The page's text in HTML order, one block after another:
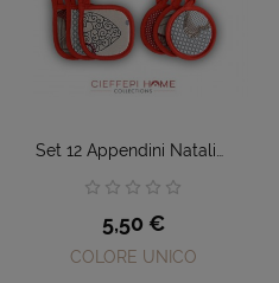
Prezzo
5,50 €
COLORE UNICO